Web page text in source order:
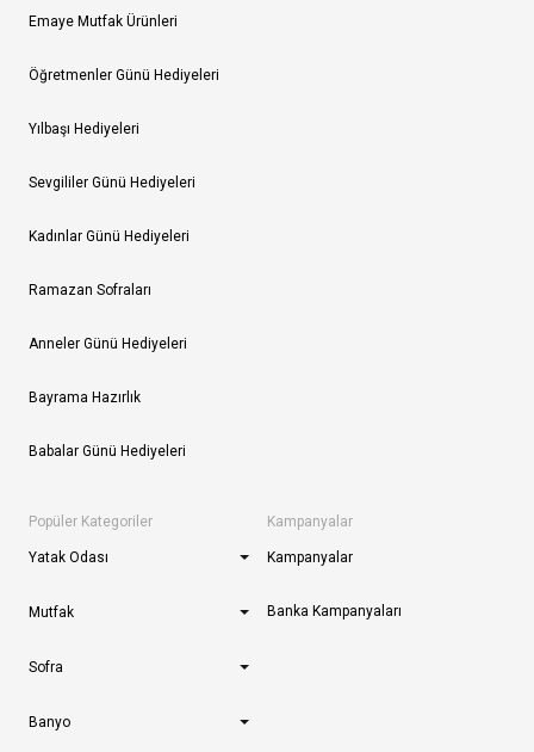
Emaye Mutfak Ürünleri
Öğretmenler Günü Hediyeleri
Yılbaşı Hediyeleri
Sevgililer Günü Hediyeleri
Kadınlar Günü Hediyeleri
Ramazan Sofraları
Anneler Günü Hediyeleri
Bayrama Hazırlık
Babalar Günü Hediyeleri
Popüler Kategoriler
Yatak Odası
Mutfak
Sofra
Banyo
Kampanyalar
Kampanyalar
Banka Kampanyaları